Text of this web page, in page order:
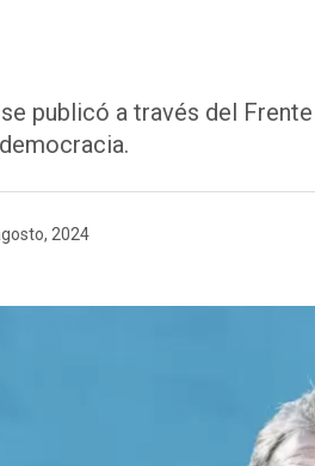
publicó a través del
2024